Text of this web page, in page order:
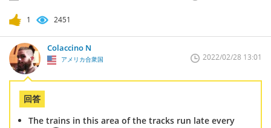
1 2451
Colaccino N
アメリカ合衆国 2022/02/28 13:01
回答
The trains in this area of the tracks run late every